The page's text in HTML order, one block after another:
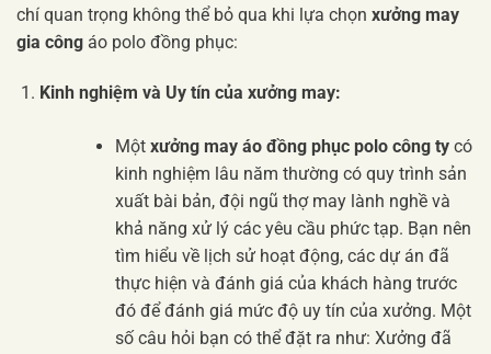
chí quan trọng không thể bỏ qua khi lựa chọn xưởng may
gia công áo polo đồng phục:
Kinh nghiệm và Uy tín của xưởng may:
Một xưởng may áo đồng phục polo công tycó
kinh nghiệm lâu năm thường có quy trình sản
xuất bài bản, đội ngũ thợ may lành nghề và
khả năng xử lý các yêu cầu phức tạp. Bạn nên
tìm hiểu về lịch sử hoạt động, các dự án đã
thực hiện và đánh giá của khách hàng trước
đó để đánh giá mức độ uy tín của xưởng. Một
số câu hỏi bạn có thể đặt ra như: Xưởng đã